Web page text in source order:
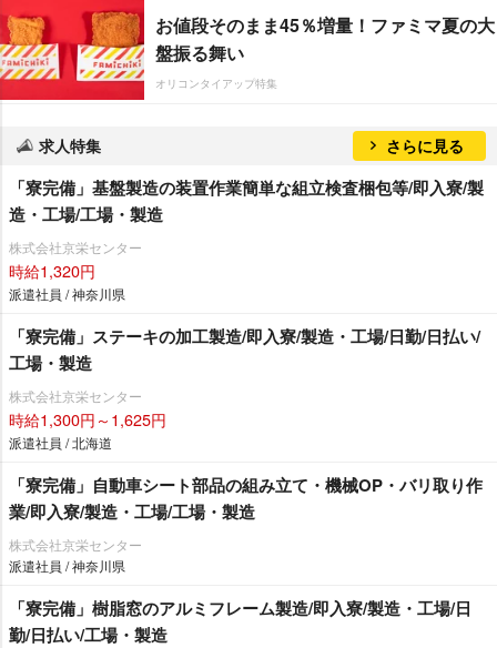
お値段そのまま45％増量！ファミマ夏の大
盤振る舞い
オリコンタイアップ特集
求人特集 さらに見る
「寮完備」基盤製造の装置作業簡単な組立検査梱包等/即入寮/製
造・工場/工場・製造
株式会社京栄センター
時給1,320円
派遣社員 / 神奈川県
「寮完備」ステーキの加工製造/即入寮/製造・工場/日勤/日払い/
工場・製造
株式会社京栄センター
時給1,300円～1,625円
派遣社員 / 北海道
「寮完備」自動車シート部品の組み立て・機械OP・バリ取り作
業/即入寮/製造・工場/工場・製造
株式会社京栄センター
派遣社員 / 神奈川県
「寮完備」樹脂窓のアルミフレーム製造/即入寮/製造・工場/日
勤/日払い/工場・製造